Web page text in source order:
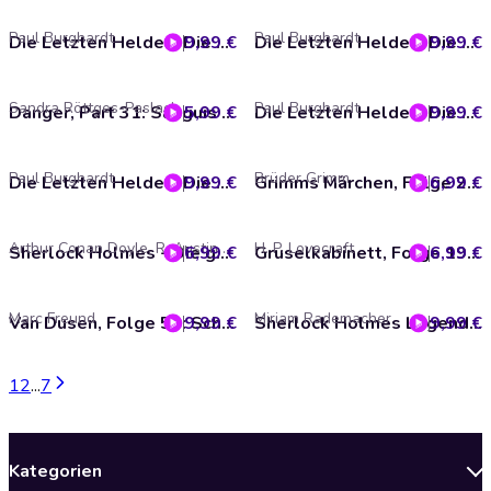
Die Letzten Helden, Die Abenteuer der Letzten Helden, Folge 47: Angriff der Seelenzehrer (Ungekürzt)
Paul Burghardt 9,99 € Die Letzten Helden, Die Abenteuer der Letzten Helden, Folge 46: Die graue Ernte (ungekürzt)
Paul Burghardt 9,99 €
Danger, Part 31: Sanguis matronae (ungekürzt)
Sandra Röttges-Paslack 5,99 € Die Letzten Helden, Die Abenteuer der Letzten Helden, Folge 45: Im Reich des Lavawurms (ungekürzt)
Paul Burghardt 9,99 €
Die Letzten Helden, Die Abenteuer der Letzten Helden, Folge 44: Die Necrosphäre (ungekürzt)
Paul Burghardt 9,99 € Grimms Märchen, Folge 20: Die goldene Gans / Doktor Allwissend / Der Königssohn, der sich vor nichts fürchtet (ungekürzt)
Brüder Grimm 6,99 €
Sherlock Holmes - Die geheimen Fälle des Meisterdetektivs, Folge 70: Die Dame mit dem blauen Hut (unabridged)Arthur Conan Doyle, R. Austin Freeman
6,99 € Gruselkabinett, Folge 197: Das Grauen von Dunwich (unabridged)
H. P. Lovecraft 6,99 €
Van Dusen, Folge 50: Schwarze Stunden (ungekürzt)
Marc Freund 9,99 € Sherlock Holmes Legends, Untold, Folge 25: Der Kinderdieb von Whitechapel (ungekürzt)
Miriam Rademacher 9,99 €
12...7
Kategorien